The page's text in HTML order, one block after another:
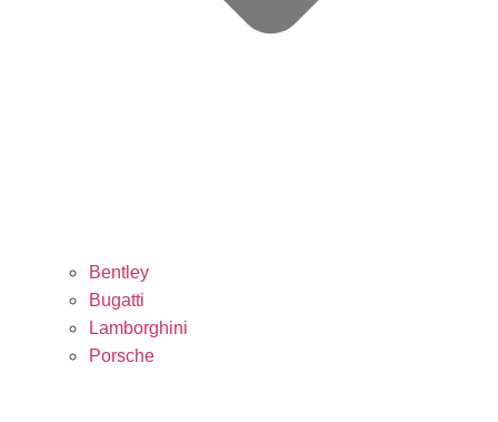
Bentley
Bugatti
Lamborghini
Porsche